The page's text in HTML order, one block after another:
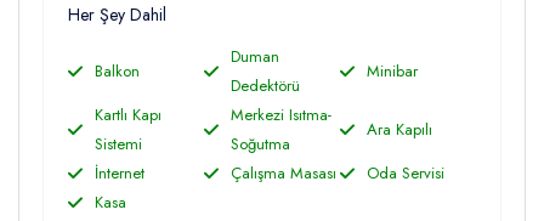
Her Şey Dahil
Balkon
Duman
Dedektörü
Minibar
Kartlı Kapı
Sistemi
Merkezi Isıtma-
Soğutma
Ara Kapılı
İnternet
Çalışma Masası
Oda Servisi
Kasa